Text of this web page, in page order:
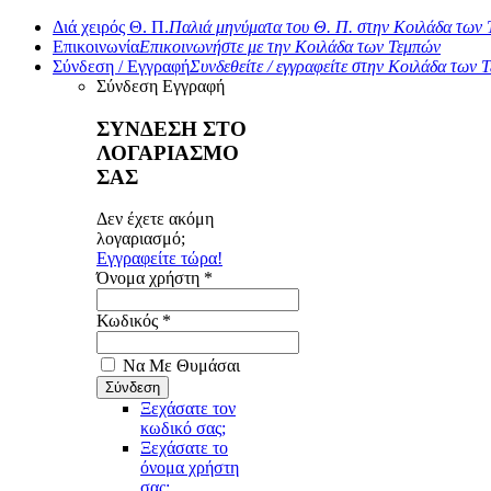
Διά χειρός Θ. Π.Παλιά μηνύματα του Θ. Π. στην Κοιλάδα των
ΕπικοινωνίαΕπικοινωνήστε με την Κοιλάδα των Τεμπών
Σύνδεση / ΕγγραφήΣυνδεθείτε / εγγραφείτε στην Κοιλάδα των
Σύνδεση Εγγραφή
ΣΥΝΔΕΣΗ ΣΤΟ
ΛΟΓΑΡΙΑΣΜΟ
ΣΑΣ
Δεν έχετε ακόμη
λογαριασμό;
Εγγραφείτε τώρα!
Όνομα χρήστη *
Κωδικός *
Να Με Θυμάσαι
Ξεχάσατε τον
κωδικό σας;
Ξεχάσατε το
όνομα χρήστη